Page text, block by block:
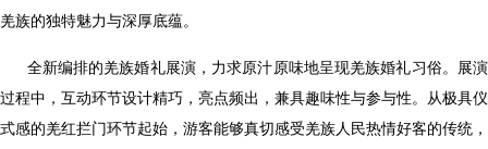
羌族的独特魅力与深厚底蕴。
全新编排的羌族婚礼展演，力求原汁原味地呈现羌族婚礼习俗。展演
过程中，互动环节设计精巧，亮点频出，兼具趣味性与参与性。从极具仪
式感的羌红拦门环节起始，游客能够真切感受羌族人民热情好客的传统，